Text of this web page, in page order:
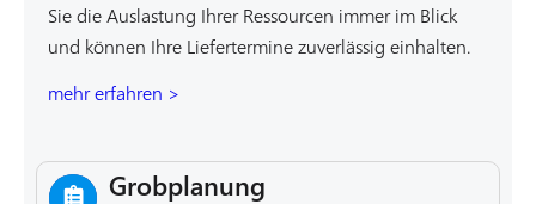
Sie die Auslastung Ihrer Ressourcen immer im Blick
und können Ihre Liefertermine zuverlässig einhalten.
mehr erfahren >
Grobplanung